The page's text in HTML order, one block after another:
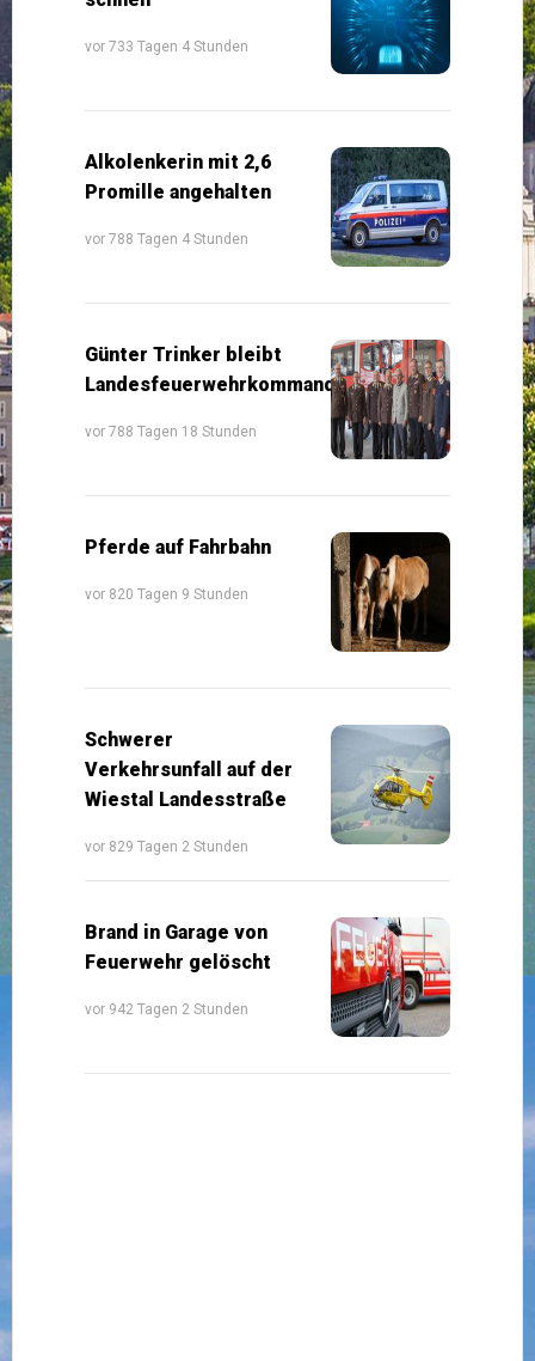
vor 733 Tagen 4 Stunden
Alkolenkerin mit 2,6
Promille angehalten
vor 788 Tagen 4 Stunden
Günter Trinker bleibt
Landesfeuerwehrkommandant
vor 788 Tagen 18 Stunden
Pferde auf Fahrbahn
vor 820 Tagen 9 Stunden
Schwerer
Verkehrsunfall auf der
Wiestal Landesstraße
vor 829 Tagen 2 Stunden
Brand in Garage von
Feuerwehr gelöscht
vor 942 Tagen 2 Stunden